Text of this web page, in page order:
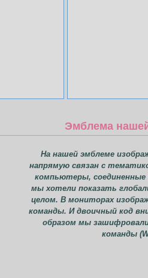
Эмблема
На нашей эмблеме
напрямую связан с
компьютеры,
мы хотели показать
целом. В мониторах
команды. И двоичный код
образом мы
команды